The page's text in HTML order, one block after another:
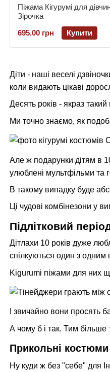
Діти - наші веселі
коли видають цікаві
Десять років - якраз
Ми точно знаємо, як
Але ж подарунки дітям в
улюблені мультфільми та
В такому випадку буде
Ці чудові комбінезони у
Підлітковий
Дітлахи 10 років дуже
спілкуються один з
Kigurumi піжами для них
І звичайно вони просять
А чому б і так. Тим більше
Прикольні
Ну куди ж без "себе" для
Піжама Кігурумі для
Зірочка
695.00 грн
Купити